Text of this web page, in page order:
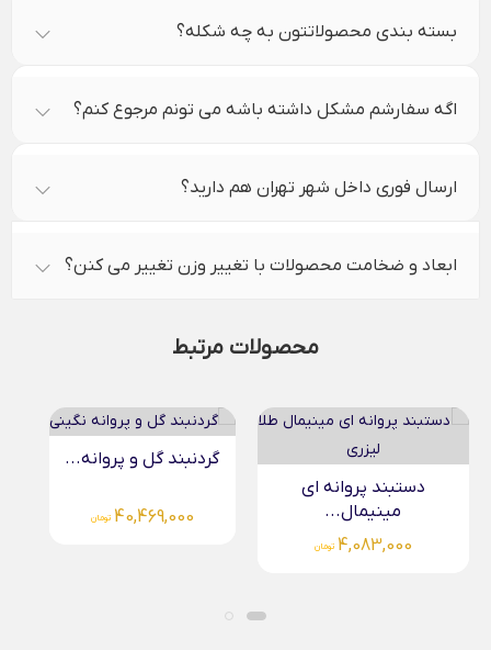
بسته بندی محصولاتتون به چه شکله؟
اگه سفارشم مشکل داشته باشه می تونم مرجوع کنم؟
ارسال فوری داخل شهر تهران هم دارید؟
ابعاد و ضخامت محصولات با تغییر وزن تغییر می کنن؟
محصولات مرتبط
گردنبند گل و پروانه...
40,469,000 تومان
گردنبند پروانه سفید گوی...
52,861,000